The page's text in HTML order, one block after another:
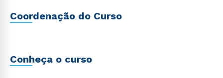
pode se matricular no curso Livre desejado por meio de
uma Unidade Virtual de Relacionamento (UVR). Nesse caso,
Coordenação do Curso
Conheça o curso